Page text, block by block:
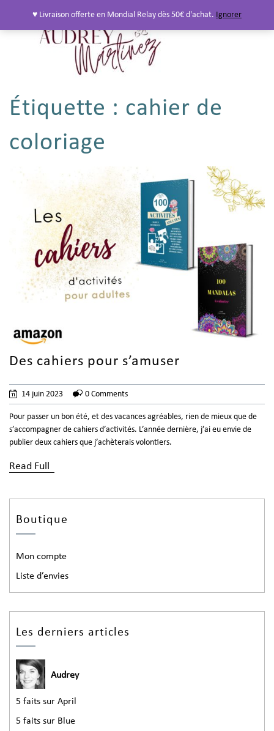
Étiquette : cahier de
coloriage
Des cahiers pour s’amuser
14 juin 2023 0 Comments
Pour passer un bon été, et des vacances agréables, rien de mieux que de
s’accompagner de cahiers d’activités. L’année dernière, j’ai eu envie de
publier deux cahiers que j’achèterais volontiers.
Read Full
Boutique
Mon compte
Liste d’envies
Les derniers articles
Audrey
5 faits sur April
5 faits sur Blue
♥ Livraison offerte en Mondial Relay dès 50€ d'achat. Ignorer